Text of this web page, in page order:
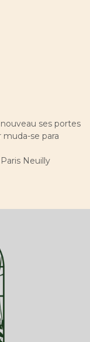
ses portes
se para
Neuilly